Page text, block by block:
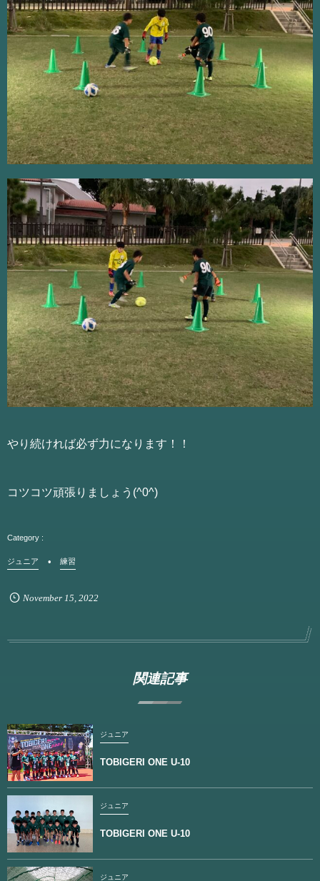
やり続ければ必ず力になります！！
コツコツ頑張りましょう(^0^)
ジュニア 練習
November 15, 2022
関連記事
ジュニア
TOBIGERI ONE U-10
ジュニア
TOBIGERI ONE U-10
ジュニア